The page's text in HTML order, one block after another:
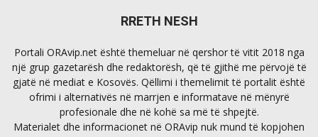
RRETH NESH
Portali ORAvip.net është themeluar në qershor të vitit 2018 nga
një grup gazetarësh dhe redaktorësh, që të gjithë me përvojë të
gjatë në mediat e Kosovës. Qëllimi i themelimit të portalit është
ofrimi i alternativës në marrjen e informatave në mënyrë
profesionale dhe në kohë sa më të shpejtë.
Materialet dhe informacionet në ORAvip nuk mund të kopjohen